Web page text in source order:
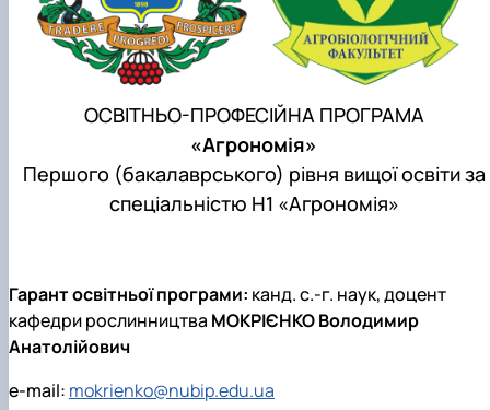
Підручники, навчальні посібники та
рекомендації для ОС "Бакалавр"
Наукові публікації студентів
Меморандуми, договори про співпрацю
ОСВІТНЬО-ПРОФЕСІЙНА ПРОГРАМА
«Агрономія»
Першого (бакалаврського) рівня вищої освіти за
спеціальністю H1 «Агрономія»
Гарант освітньої програми: канд. с.-г. наук, доцент
кафедри рослинництва МОКРІЄНКО Володимир
Анатолійович
e-mail: mokrienko@nubip.edu.ua